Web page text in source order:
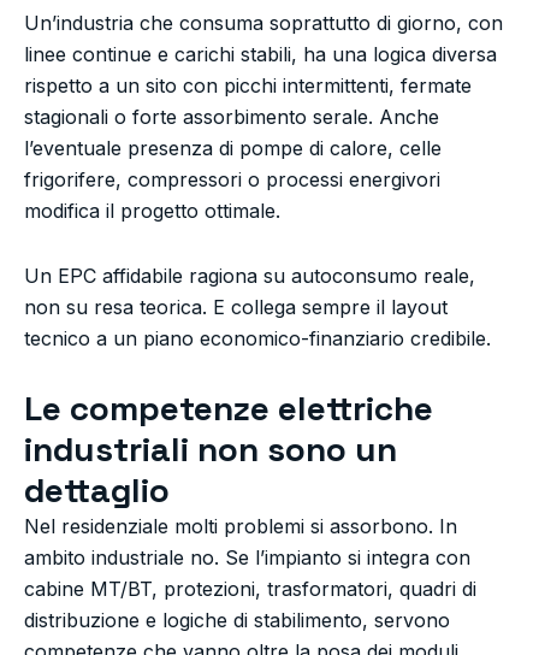
Un’industria che consuma soprattutto di giorno, con
linee continue e carichi stabili, ha una logica diversa
rispetto a un sito con picchi intermittenti, fermate
stagionali o forte assorbimento serale. Anche
l’eventuale presenza di pompe di calore, celle
frigorifere, compressori o processi energivori
modifica il progetto ottimale.
Un EPC affidabile ragiona su autoconsumo reale,
non su resa teorica. E collega sempre il layout
tecnico a un piano economico-finanziario credibile.
Le competenze elettriche
industriali non sono un
dettaglio
Nel residenziale molti problemi si assorbono. In
ambito industriale no. Se l’impianto si integra con
cabine MT/BT, protezioni, trasformatori, quadri di
distribuzione e logiche di stabilimento, servono